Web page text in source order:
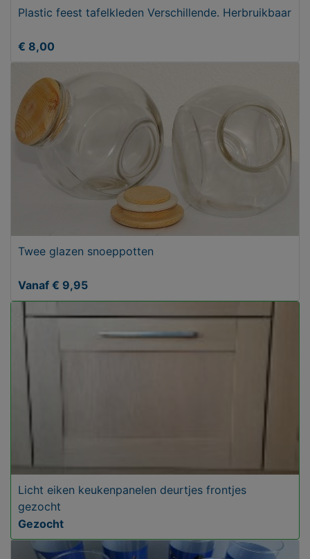
Plastic feest tafelkleden Verschillende. Herbruikbaar
€ 8,00
Twee glazen snoeppotten
Vanaf € 9,95
Licht eiken keukenpanelen deurtjes frontjes
gezocht
Gezocht